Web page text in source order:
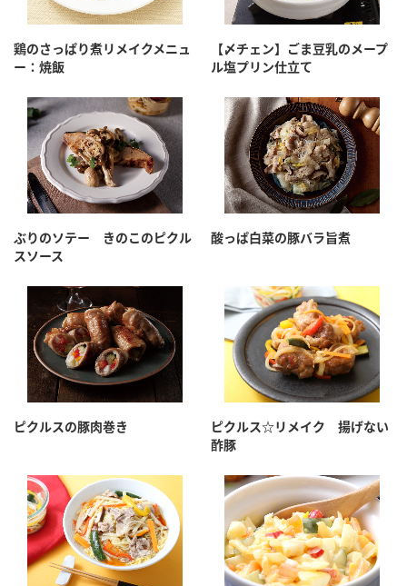
みりん風・料理酒 鍋用調味料
スープ 中華
クイック調味料 レモン果汁
ふりかけ おすしの素
炊き込みご飯の素 米飯用調味液
商品ブランドサイト
くらしプラ酢
カンタン酢
お酢ドリンク
味ぽん
ぽん酢
つゆ
鍋なび
納豆のサイト
PIN印
三ツ判山吹
お酢を知ろう！
すしラボ
ぽん酢サワー
企業情報
国内事業概要
ミツカングループについて
企業理念
ミツカンの歴史
ミツカンを知る
環境への取り組み
ZENB initiative
MIM（ミツカンミュージアム）
各部門が大切にしていること
おいしさと健康への取り組み
採用情報
ニュースリリース
お客様相談センター
お客様の声をいかしました
お問い合わせ
地図から取り扱い店舗を探す
鶏のさっぱり煮リメイクメニュ
ー：焼飯
【〆チェン】ごま豆乳のメープ
ル塩プリン仕立て
ぶりのソテー きのこのピクル
スソース
酸っぱ白菜の豚バラ旨煮
ピクルスの豚肉巻き
ピクルス☆リメイク 揚げない
酢豚